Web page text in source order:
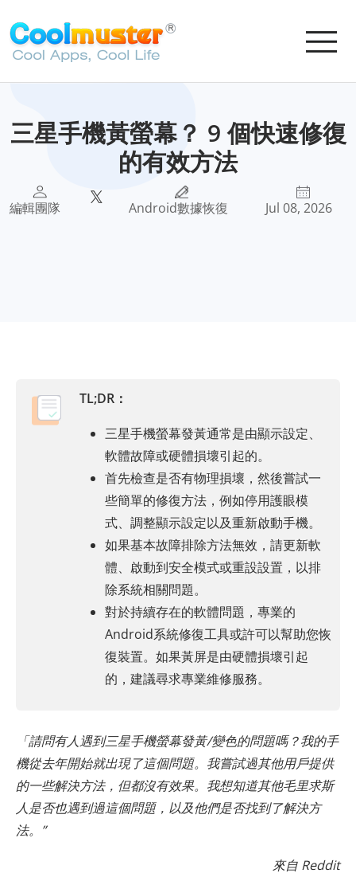
三星手機黃螢幕？ 9 個快速修復
的有效方法
編輯團隊 Android數據恢復 Jul 08, 2026
TL;DR：
三星手機螢幕發黃通常是由顯示設定、
軟體故障或硬體損壞引起的。
首先檢查是否有物理損壞，然後嘗試一
些簡單的修復方法，例如停用護眼模
式、調整顯示設定以及重新啟動手機。
如果基本故障排除方法無效，請更新軟
體、啟動到安全模式或重設設置，以排
除系統相關問題。
對於持續存在的軟體問題，專業的
Android系統修復工具或許可以幫助您恢
復裝置。如果黃屏是由硬體損壞引起
的，建議尋求專業維修服務。
「請問有人遇到三星手機螢幕發黃/變色的問題嗎？我的手
機從去年開始就出現了這個問題。我嘗試過其他用戶提供
的一些解決方法，但都沒有效果。我想知道其他毛里求斯
人是否也遇到過這個問題，以及他們是否找到了解決方
法。”
來自 Reddit